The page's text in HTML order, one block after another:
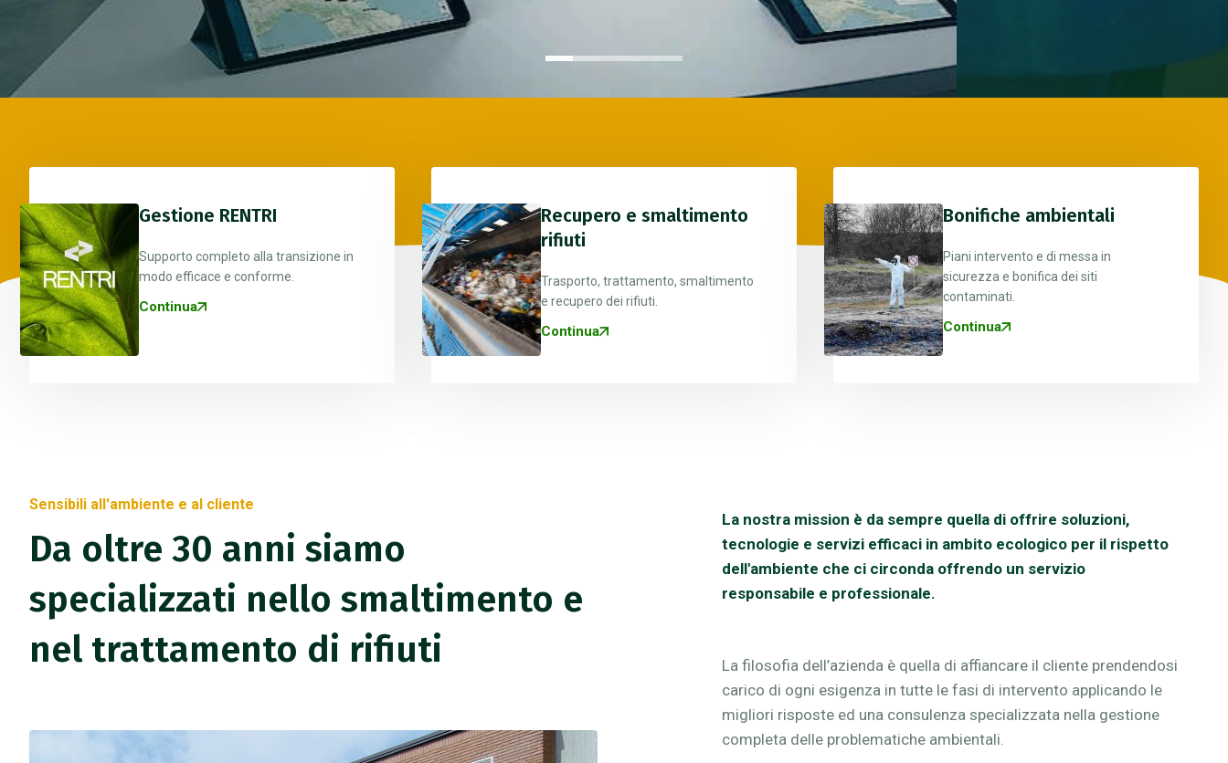
Gestione RENTRI
Supporto completo alla transizione in
modo efficace e conforme.
Continua
Recupero e smaltimento
rifiuti
Trasporto, trattamento, smaltimento
e recupero dei rifiuti.
Continua
Bonifiche ambientali
Piani intervento e di messa in
sicurezza e bonifica dei siti
contaminati.
Continua
Sensibili all'ambiente e al cliente
Da oltre 30 anni siamo
specializzati nello smaltimento e
nel trattamento di rifiuti
La nostra mission è da sempre quella di offrire soluzioni,
tecnologie e servizi efficaci in ambito ecologico per il rispetto
dell'ambiente che ci circonda offrendo un servizio
responsabile e professionale.
La filosofia dell’azienda è quella di affiancare il cliente prendendosi
carico di ogni esigenza in tutte le fasi di intervento applicando le
migliori risposte ed una consulenza specializzata nella gestione
completa delle problematiche ambientali.